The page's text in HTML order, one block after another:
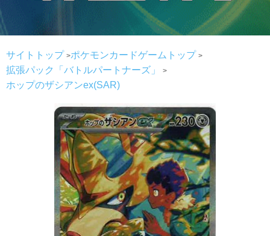
サイトトップ
ポケモンカードゲームトップ
拡張パック「バトルパートナーズ」
ホップのザシアンex(SAR)